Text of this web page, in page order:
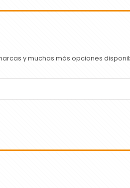
y muchas más opciones